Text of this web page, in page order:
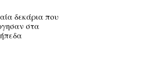
δεκάρια που
στα